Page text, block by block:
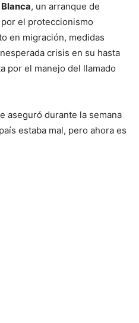
, un arranque de
el proteccionismo
en migración, medidas
crisis en su hasta
por el manejo del llamado
aseguró durante la semana
estaba mal, pero ahora es